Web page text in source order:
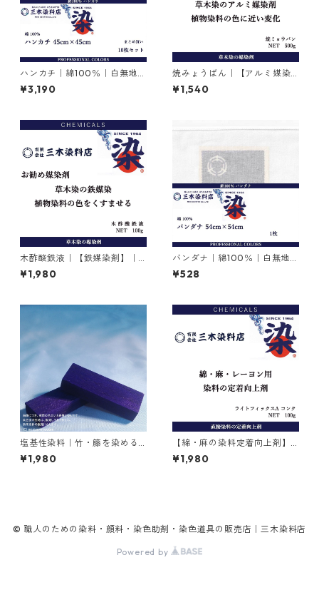
ハンカチ｜綿100％｜白無地｜
45cm×45cm｜10枚×1セット
¥3,190
焼みょうばん｜【アルミ媒染
剤】｜500g｜焼ミョウバン
¥1,540
木酢酸鉄液｜【鉄媒染剤】｜1
00g
¥1,980
バンダナ｜綿100％｜白無地｜
54cm×54cm×1枚
¥528
塩基性染料｜竹・籐を染める
｜20g｜メチルバイオレット
ピュアスペシャル（紫色）
¥1,980
【綿・麻の染料定着向上剤】
｜100g｜ライトフィックスA
コンク
¥1,980
© 職人のための染料・顔料・染色助剤・染色道具の販売店｜三木染料店
Powered by